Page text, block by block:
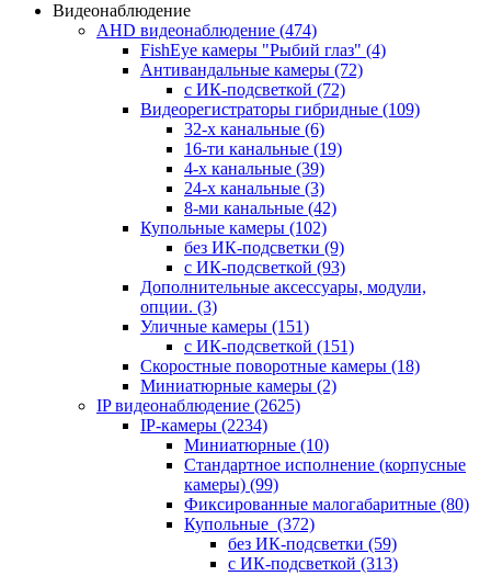
Видеонаблюдение
AHD видеонаблюдение (474)
FishEye камеры "Рыбий глаз" (4)
Антивандальные камеры (72)
с ИК-подсветкой (72)
Видеорегистраторы гибридные (109)
32-х канальные (6)
16-ти канальные (19)
4-х канальные (39)
24-х канальные (3)
8-ми канальные (42)
Купольные камеры (102)
без ИК-подсветки (9)
с ИК-подсветкой (93)
Дополнительные аксессуары, модули,
опции. (3)
Уличные камеры (151)
с ИК-подсветкой (151)
Скоростные поворотные камеры (18)
Миниатюрные камеры (2)
IP видеонаблюдение (2625)
IP-камеры (2234)
Миниатюрные (10)
Стандартное исполнение (корпусные
камеры) (99)
Фиксированные малогабаритные (80)
Купольные (372)
без ИК-подсветки (59)
с ИК-подсветкой (313)